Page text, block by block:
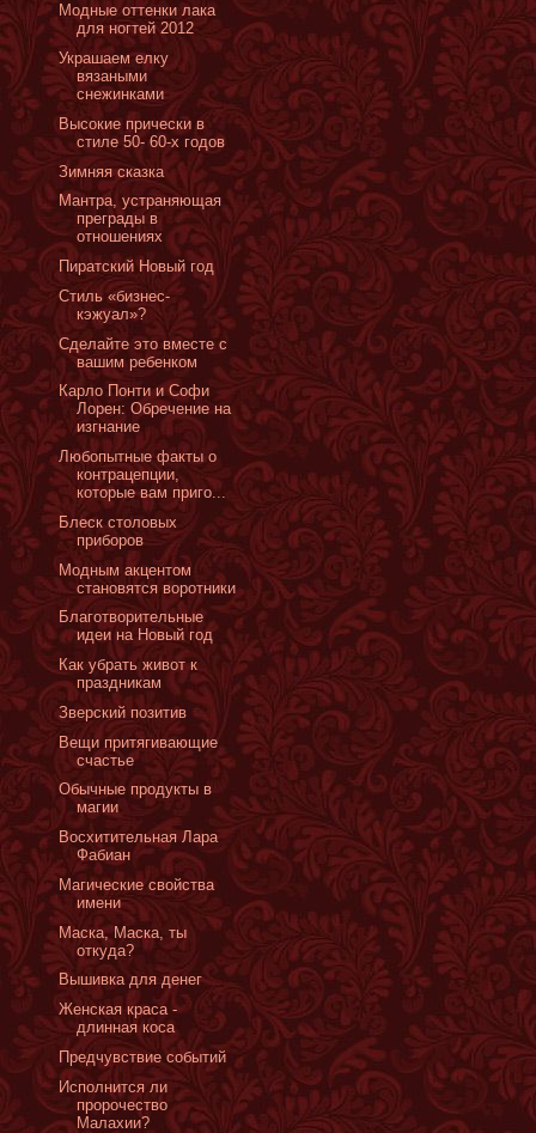
Модные оттенки лака
для ногтей 2012
Украшаем елку
вязаными
снежинками
Высокие прически в
стиле 50- 60-х годов
Зимняя сказка
Мантра, устраняющая
преграды в
отношениях
Пиратский Новый год
Стиль «бизнес-
кэжуал»?
Сделайте это вместе с
вашим ребенком
Карло Понти и Софи
Лорен: Обречение на
изгнание
Любопытные факты о
контрацепции,
которые вам приго...
Блеск столовых
приборов
Модным акцентом
становятся воротники
Благотворительные
идеи на Новый год
Как убрать живот к
праздникам
Зверский позитив
Вещи притягивающие
счастье
Обычные продукты в
магии
Восхитительная Лара
Фабиан
Магические свойства
имени
Маска, Маска, ты
откуда?
Вышивка для денег
Женская краса -
длинная коса
Предчувствие событий
Исполнится ли
пророчество
Малахии?